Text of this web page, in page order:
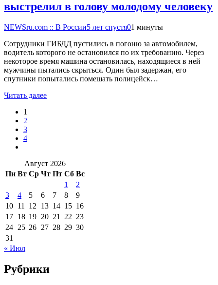
выстрелил в голову молодому человеку
NEWSru.com :: В России5 лет спустя01 минуты
Сотрудники ГИБДД пустились в погоню за автомобилем,
водитель которого не остановился по их требованию. Через
некоторое время машина остановилась, находящиеся в ней
мужчины пытались скрыться. Один был задержан, его
спутники попытались помешать полицейск…
Читать далее
1
2
3
4
Август 2026
Пн Вт Ср Чт Пт Сб Вс
1
2
3
4 5 6 7 8
9
10 11 12 13 14 15 16
17 18 19 20 21 22 23
24 25 26 27 28 29 30
31
« Июл
Рубрики